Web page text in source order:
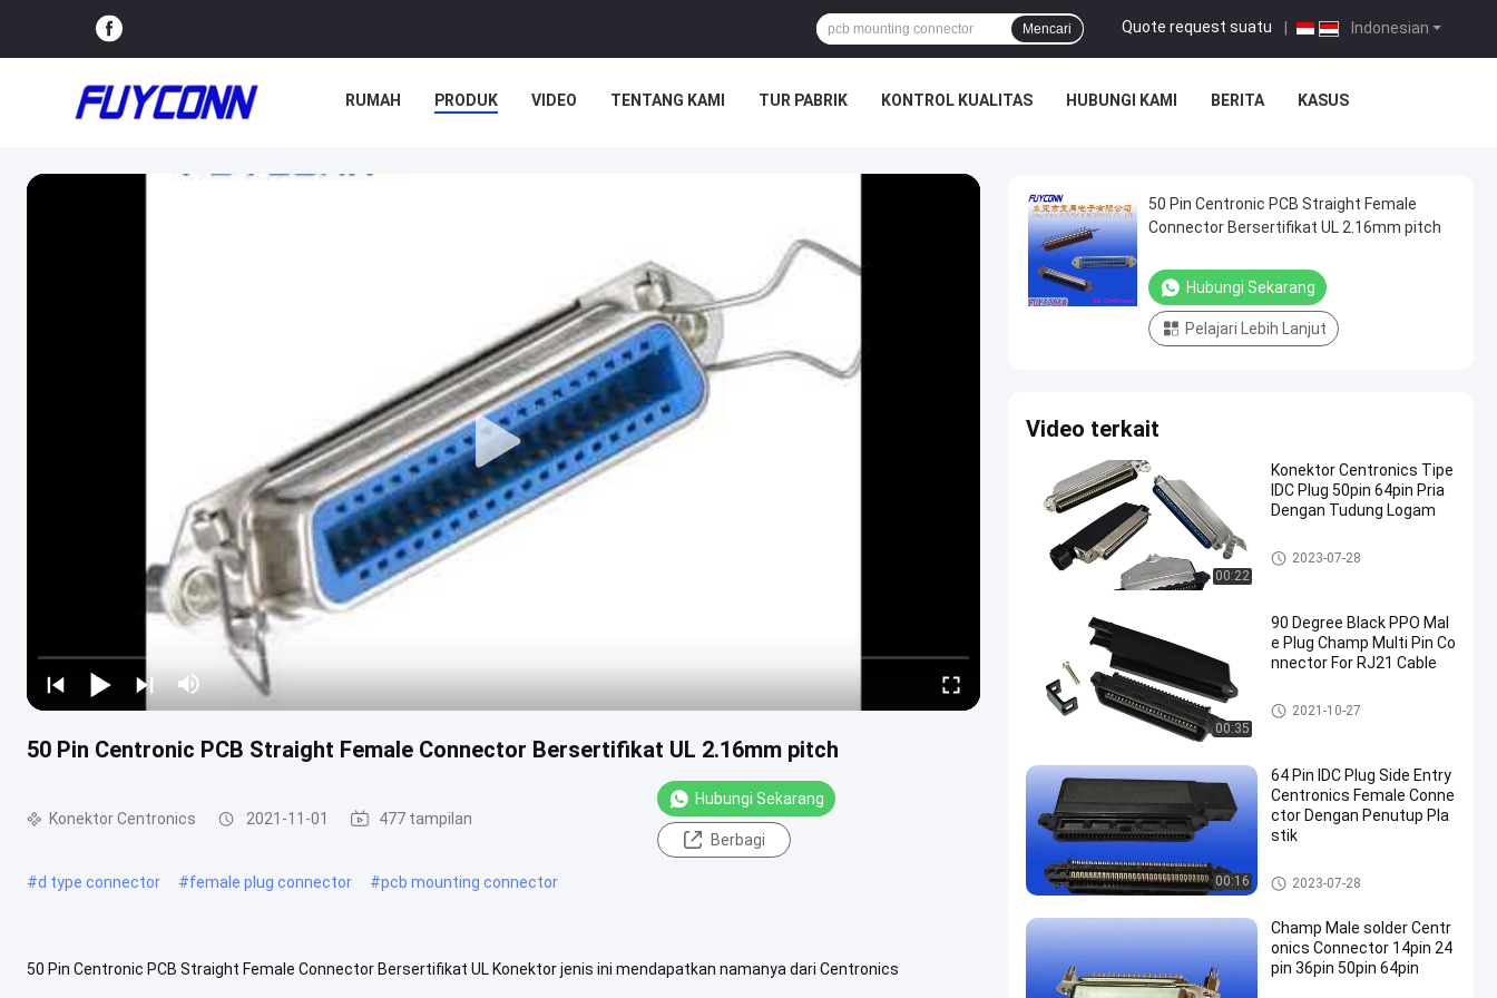
Indonesian
Quote request suatu
Mencari
RUMAH PRODUK VIDEO TENTANG KAMI TUR PABRIK KONTROL KUALITAS HUBUNGI KAMI BERITA KASUS
50 Pin Centronic PCB Straight Female Connector Bersertifikat UL 2.16mm pitch
Konektor Centronics 2021-11-01 477 tampilan
Hubungi Sekarang
Berbagi
#d type connector #female plug connector #pcb mounting connector
50 Pin Centronic PCB Straight Female Connector Bersertifikat UL Konektor jenis ini mendapatkan namanya dari Centronics
50 Pin Centronic PCB Straight Female
Connector Bersertifikat UL 2.16mm pitch
Hubungi Sekarang
Pelajari Lebih Lanjut
Video terkait
00:22
Konektor Centronics Tipe
IDC Plug 50pin 64pin Pria
Dengan Tudung Logam
Konektor Centronics
2023-07-28
00:35
90 Degree Black PPO Mal
e Plug Champ Multi Pin Co
nnector For RJ21 Cable
50 Pin Centronics Connector
2021-10-27
00:16
64 Pin IDC Plug Side Entry
Centronics Female Conne
ctor Dengan Penutup Pla
stik
Konektor Centronics
2023-07-28
Champ Male solder Centr
onics Connector 14pin 24
pin 36pin 50pin 64pin